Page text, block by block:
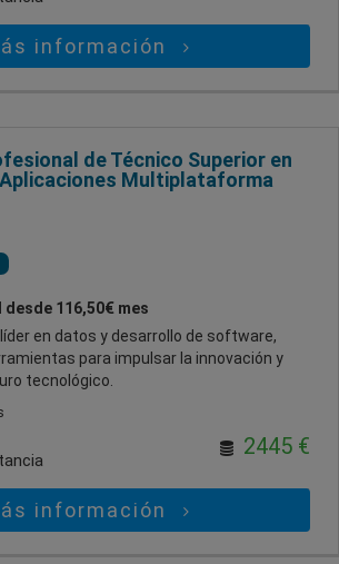
información
de Técnico Superior en
Multiplataforma
116,50€ mes
en datos y desarrollo de software,
para impulsar la innovación y
tecnológico.
2445 €
información